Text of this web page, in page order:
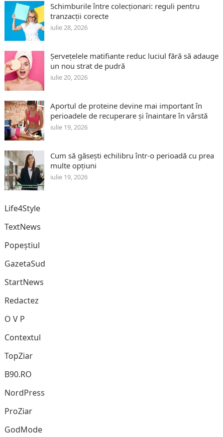
Schimburile între colecționari: reguli pentru
tranzacții corecte
iulie 28, 2026
Șervețelele matifiante reduc luciul fără să adauge
un nou strat de pudră
iulie 20, 2026
Aportul de proteine devine mai important în
perioadele de recuperare și înaintare în vârstă
iulie 19, 2026
Cum să găsești echilibru într-o perioadă cu prea
multe opțiuni
iulie 19, 2026
Life4Style
TextNews
Popeștiul
GazetaSud
StartNews
Redactez
O V P
Contextul
TopZiar
B90.RO
NordPress
ProZiar
GodMode